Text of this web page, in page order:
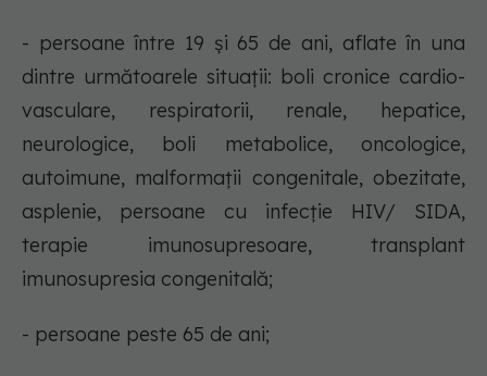
- persoane între 19 și 65 de ani, aflate în una
dintre următoarele situații: boli cronice cardio-
vasculare, respiratorii, renale, hepatice,
neurologice, boli metabolice, oncologice,
autoimune, malformații congenitale, obezitate,
asplenie, persoane cu infecţie HIV/ SIDA,
terapie imunosupresoare, transplant
imunosupresia congenitală;
- persoane peste 65 de ani;